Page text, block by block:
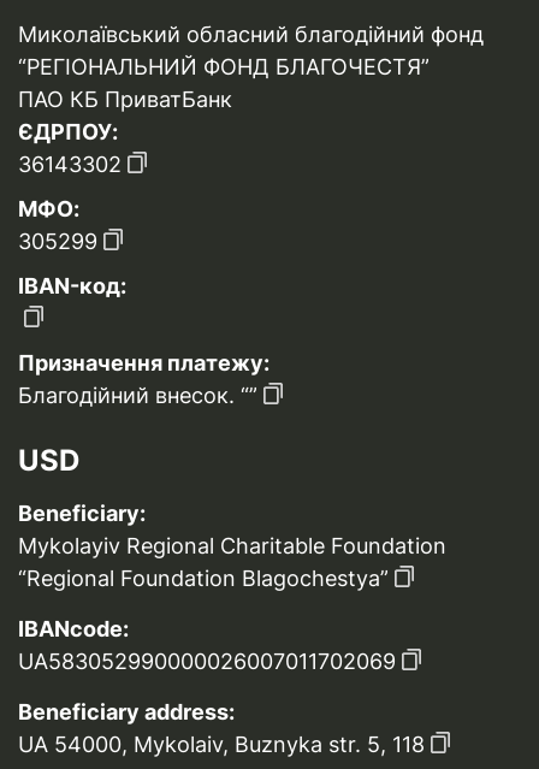
Миколаївський обласний благодійний фонд
“РЕГІОНАЛЬНИЙ ФОНД БЛАГОЧЕСТЯ”
ПАО КБ ПриватБанк
ЄДРПОУ:
36143302
МФО:
305299
IBAN-код:
Призначення платежу:
Благодійний внесок. “”
USD
Beneficiary:
Mykolayiv Regional Charitable Foundation
“Regional Foundation Blagochestya”
IBANcode:
UA583052990000026007011702069
Beneficiary address:
UA 54000, Mykolaiv, Buznyka str. 5, 118